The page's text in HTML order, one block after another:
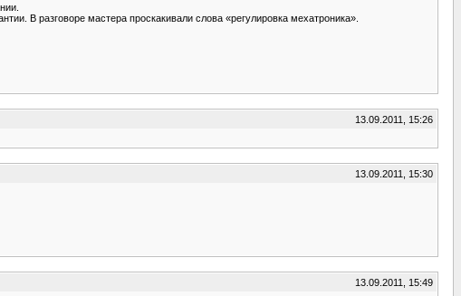
В разговоре мастера проскакивали слова «регулировка мехатроника».
13.09.2011, 15:26
13.09.2011, 15:30
13.09.2011, 15:49